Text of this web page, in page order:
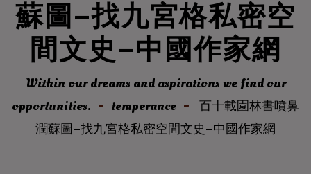
蘇圖–找九宮格私密空
間文史–中國作家網
Within our dreams and aspirations we find our
opportunities.
temperance
百十載園林書噴鼻
潤蘇圖–找九宮格私密空間文史–中國作家網